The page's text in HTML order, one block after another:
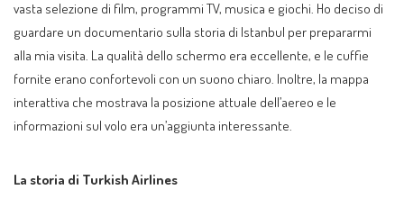
vasta selezione di film, programmi TV, musica e giochi. Ho deciso di
guardare un documentario sulla storia di Istanbul per prepararmi
alla mia visita. La qualità dello schermo era eccellente, e le cuffie
fornite erano confortevoli con un suono chiaro. Inoltre, la mappa
interattiva che mostrava la posizione attuale dell’aereo e le
informazioni sul volo era un’aggiunta interessante.
La storia di Turkish Airlines